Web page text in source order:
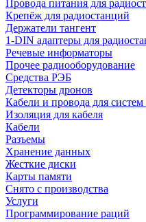
Провода питания для
Крепёж для радиостанций
Держатели тангент
1-DIN адаптеры для
Речевые информаторы
Прочее радиооборудование
Средства РЭБ
Детекторы дронов
Кабели и провода для
Изоляция для кабеля
Кабели
Разъемы
Хранение данных
Жесткие диски
Карты памяти
Снято с производства
Услуги
Программирование раций